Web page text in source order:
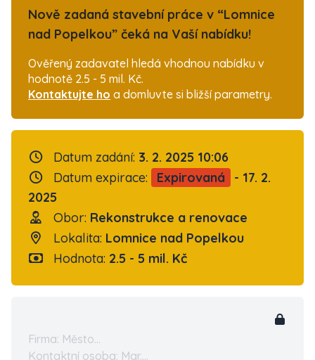
Nově zadaná stavební práce v “Lomnice
nad Popelkou” čeká na Vaší nabídku!
Ověřený zadavatel hledá vhodnou nabídku v
hodnotě 2.5 - 5 mil. Kč.
Kontaktujte ho a domluvte si bližší parametry.
Datum zadání: 3. 2. 2025 10:06
Datum expirace:
Expirovaná
- 17. 2.
2025
Obor: Rekonstrukce a renovace
Lokalita: Lomnice nad Popelkou
Hodnota: 2.5 - 5 mil. Kč
Firma: Město...
Kontaktní osoba: Mgr....